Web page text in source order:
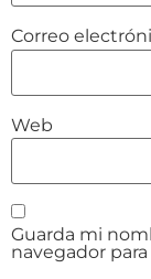
Correo
Web
Guarda mi
navegador